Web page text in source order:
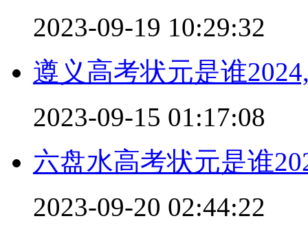
2023-09-19 10:29:32
遵义高考状元是谁
2023-09-15 01:17:08
六盘水高考状元是谁
2023-09-20 02:44:22